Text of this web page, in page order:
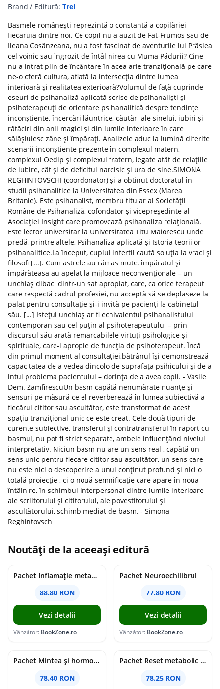
Brand / Editură: Trei
Basmele românești reprezintă o constantă a copilăriei
fiecăruia dintre noi. Ce copil nu a auzit de Făt-Frumos sau de
Ileana Cosânzeana, nu a fost fascinat de aventurile lui Prâslea
cel voinic sau îngrozit de întâl nirea cu Muma Pădurii? Cine
nu a intrat plin de încântare în acea arie tranzițională pe care
ne-o oferă cultura, aflată la intersecția dintre lumea
interioară și realitatea exterioară?Volumul de față cuprinde
eseuri de psihanaliză aplicată scrise de psihanaliști și
psihoterapeuți de orientare psihanalitică despre tendințe
inconștiente, încercări lăuntrice, căutări ale sinelui, iubiri și
rătăciri din anii magici și din lumile interioare în care
sălășluiesc zâne și împărați. Analizele aduc la lumină diferite
scenarii inconștiente prezente în complexul matern,
complexul Oedip și complexul fratern, legate atât de relațiile
de iubire, cât și de deficitul narcisic și ura de sine.SIMONA
REGHINTOVSCHI (coordonator) și-a obtinut doctoratul în
studii psihanalitice la Universitatea din Essex (Marea
Britanie). Este psihanalist, membru titular al Societății
Române de Psihanaliză, cofondator și vicepreședinte al
Asociației Insight care promovează psihanaliza relațională.
Este lector universitar la Universitatea Titu Maiorescu unde
predă, printre altele, Psihanaliza aplicată și Istoria teoriilor
psihanalitice.La început, cuplul infertil caută soluția la vraci și
filosofi [...]. Cum astrele au rămas mute, împăratul și
împărăteasa au apelat la mijloace neconvenționale – un
unchiaș dibaci dintr-un sat apropiat, care, ca orice terapeut
care respectă cadrul profesiei, nu acceptă să se deplaseze la
palat pentru consultație și-i invită pe pacienți la cabinetul
său. [...] Istețul unchiaș ar fi echivalentul psihanalistului
contemporan sau cel puțin al psihoterapeutului – prin
discursul său arată remarcabilele virtuți psihologice și
spirituale, care-l apropie de funcția de psihoterapeut. Încă
din primul moment al consultației,bătrânul își demonstrează
capacitatea de a vedea dincolo de suprafața psihicului și de a
intui problema pacientului – dorința de a avea copii. - Vasile
Dem. ZamfirescuUn basm capătă nenumărate nuanțe și
sensuri pe măsură ce el reverberează în lumea subiectivă a
fiecărui cititor sau ascultător, este transformat de acest
spaţiu tranziţional unic ce este creat. Cele două tipuri de
curente subiective, transferul și contratransferul în raport cu
basmul, nu pot fi strict separate, ambele influenţând nivelul
interpretativ. Niciun basm nu are un sens real , capătă un
sens unic pentru fiecare cititor sau ascultător, un sens care
nu este nici o descoperire a unui conţinut profund și nici o
totală proiecţie , ci o nouă semnificaţie care apare în noua
întâlnire, în schimbul interpersonal dintre lumile interioare
ale scriitorului și cititorului, ale povestitorului și
ascultătorului, schimb mediat de basm. - Simona
Reghintovsch
Noutăți de la aceeași editură
Pachet Inflamație metabolism și creier
88.80 RON
Vezi detalii
Vânzător: BookZone.ro
Pachet Neuroechilibrul
77.80 RON
Vezi detalii
Vânzător: BookZone.ro
Pachet Mintea și hormonii tăi
78.40 RON
Pachet Reset metabolic complet
78.25 RON